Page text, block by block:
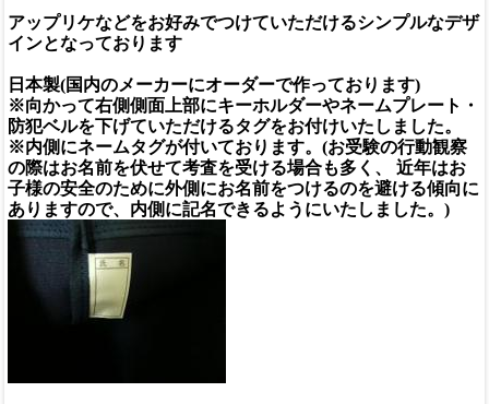
アップリケなどをお好みでつけていただけるシンプルなデザ
インとなっております
日本製(国内のメーカーにオーダーで作っております)
※向かって右側側面上部にキーホルダーやネームプレート・
防犯ベルを下げていただけるタグをお付けいたしました。
※内側にネームタグが付いております。(お受験の行動観察
の際はお名前を伏せて考査を受ける場合も多く、 近年はお
子様の安全のために外側にお名前をつけるのを避ける傾向に
ありますので、内側に記名できるようにいたしました。)